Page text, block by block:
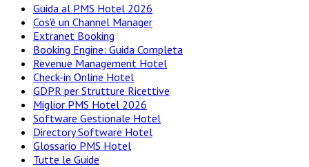
Guida al PMS Hotel 2026
Cos'è un Channel Manager
Extranet Booking
Booking Engine: Guida Completa
Revenue Management Hotel
Check-in Online Hotel
GDPR per Strutture Ricettive
Miglior PMS Hotel 2026
Software Gestionale Hotel
Directory Software Hotel
Glossario PMS Hotel
Tutte le Guide